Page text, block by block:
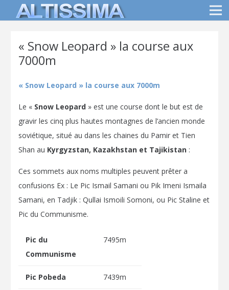
« Snow Leopard » la course aux
7000m
« Snow Leopard » la course aux 7000m
Le « Snow Leopard » est une course dont le but est de
gravir les cinq plus hautes montagnes de l’ancien monde
soviétique, situé au dans les chaines du Pamir et Tien
Shan au Kyrgyzstan, Kazakhstan et Tajikistan :
Ces sommets aux noms multiples peuvent prêter a
confusions Ex : Le Pic Ismail Samani ou Pik Imeni Ismaila
Samani, en Tadjik : Qullai Ismoili Somoni, ou Pic Staline et
Pic du Communisme.
Pic du
Communisme
7495m
Pic Pobeda 7439m